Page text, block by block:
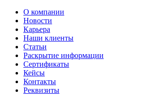
О компании
Новости
Карьера
Наши клиенты
Статьи
Раскрытие информации
Сертификаты
Кейсы
Контакты
Реквизиты